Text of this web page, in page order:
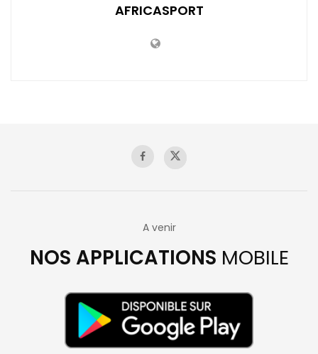
AFRICASPORT
A venir
NOS APPLICATIONS MOBILE